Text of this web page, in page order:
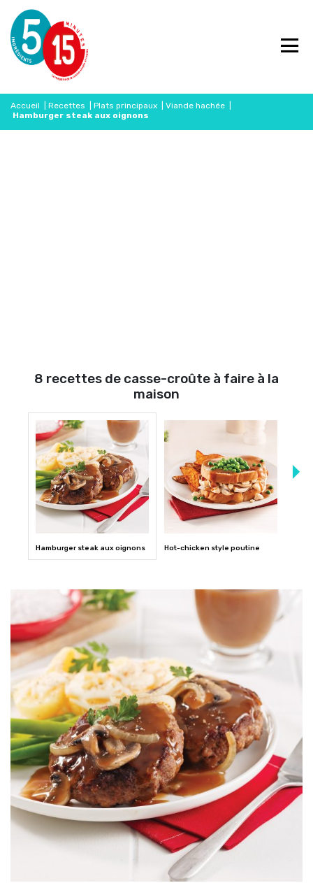
Accueil Recettes Plats principaux Viande hachée
Hamburger steak aux oignons
8 recettes de casse-croûte à faire à la
maison
Hamburger steak aux oignons Hot-chicken style poutine